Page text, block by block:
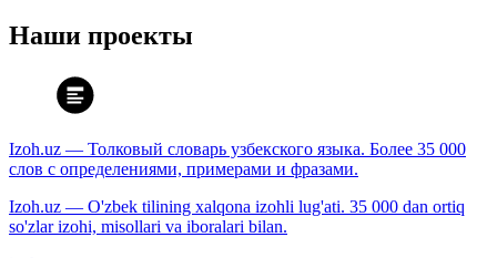
Наши проекты
Izoh.uz — Толковый словарь узбекского языка. Более 35 000
слов с определениями, примерами и фразами.
Izoh.uz — O'zbek tilining xalqona izohli lug'ati. 35 000 dan ortiq
so'zlar izohi, misollari va iboralari bilan.